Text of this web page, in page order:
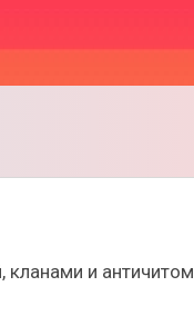
и античитом